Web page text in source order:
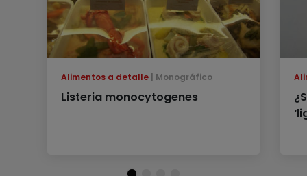
Alimentos a detalle Monográfico
Listeria monocytogenes